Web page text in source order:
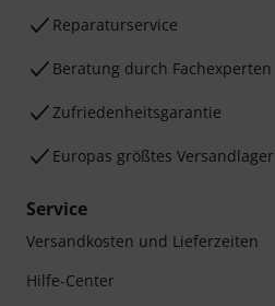
Reparaturservice
Beratung durch Fachexperten
Zufriedenheitsgarantie
Europas größtes Versandlager
Service
Versandkosten und Lieferzeiten
Hilfe-Center